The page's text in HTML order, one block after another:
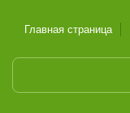
Главная страница